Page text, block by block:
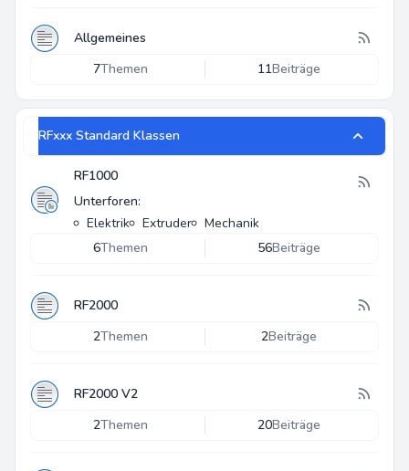
Allgemeines
7Themen 11Beiträge
RFxxx Standard Klassen
RF1000
Unterforen:
Elektrik
Extruder
Mechanik
6Themen 56Beiträge
RF2000
2Themen 2Beiträge
RF2000 V2
2Themen 20Beiträge